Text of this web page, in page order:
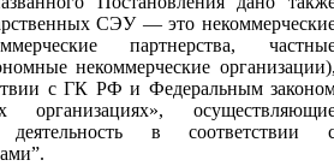
СЭУ — это
партнерства,
некоммерческие
с ГК РФ и Федеральным
организациях»,
деятельность в соответствии